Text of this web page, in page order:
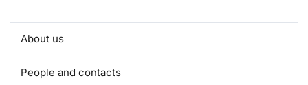
About us
People and contacts